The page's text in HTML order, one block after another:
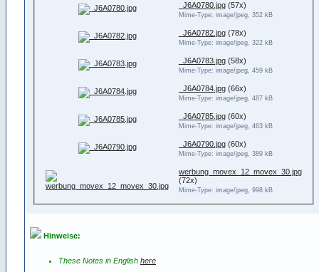
_J6A0780.jpg (57x)
Mime-Type: image/jpeg, 352 kB
_J6A0782.jpg (78x)
Mime-Type: image/jpeg, 322 kB
_J6A0783.jpg (58x)
Mime-Type: image/jpeg, 459 kB
_J6A0784.jpg (66x)
Mime-Type: image/jpeg, 487 kB
_J6A0785.jpg (60x)
Mime-Type: image/jpeg, 463 kB
_J6A0790.jpg (60x)
Mime-Type: image/jpeg, 389 kB
werbung_movex_12_movex_30.jpg
(72x)
Mime-Type: image/jpeg, 998 kB
Hinweise:
These Notes in English here